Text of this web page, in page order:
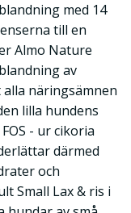
med 14
till en
Almo Nature
av
näringsämnen
lilla hundens
- ur cikoria
därmed
och
Small Lax & ris i